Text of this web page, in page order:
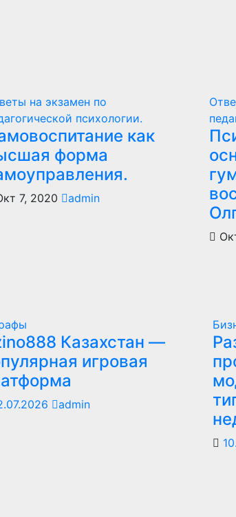
на экзамен по
психологии.
как
форма
7, 2020 admin
Казахстан —
игровая
admin